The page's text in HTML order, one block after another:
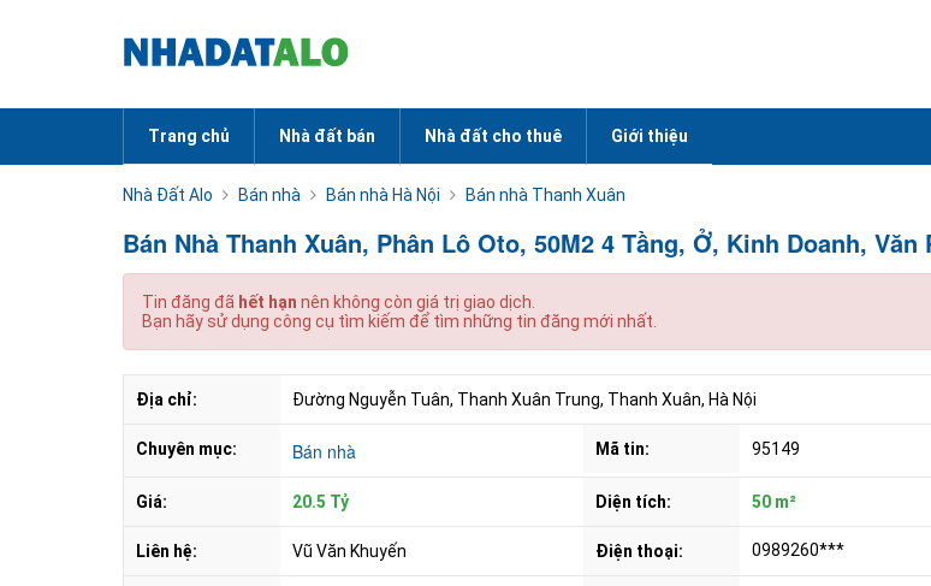
Trang chủ Nhà đất bán Nhà đất cho thuê Giới thiệu
Nhà Đất Alo Bán nhà Bán nhà Hà Nội Bán nhà Thanh Xuân
Bán Nhà Thanh Xuân, Phân Lô Oto, 50M2 4 Tầng, Ở, Kinh Doanh, Văn
Tin đăng đã hết hạn nên không còn giá trị giao dịch.
Bạn hãy sử dụng công cụ tìm kiếm để tìm những tin đăng mới nhất.
Địa chỉ: Đường Nguyễn Tuân, Thanh Xuân Trung, Thanh Xuân, Hà Nội
Chuyên mục: Bán nhà Mã tin: 95149
Giá: 20.5 Tỷ Diện tích: 50 m²
Liên hệ: Vũ Văn Khuyến Điện thoại: 0989260***